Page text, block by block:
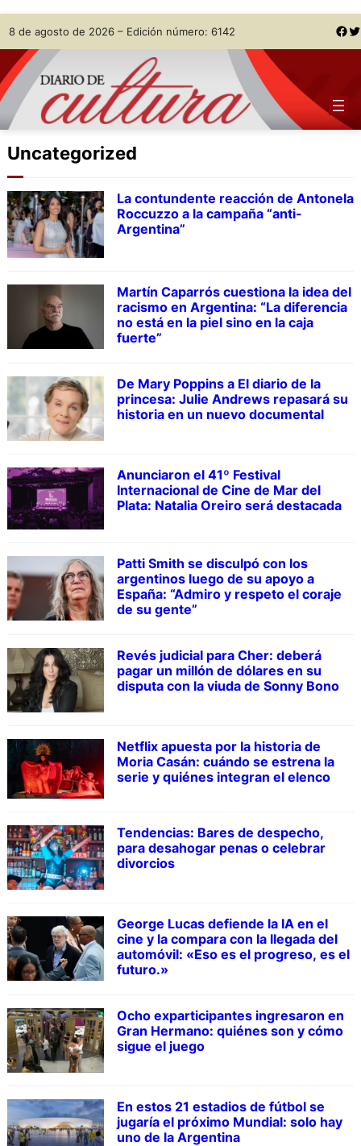
Skip
to
content
8 de agosto de 2026 – Edición número: 6142 Facebook Twitter
Uncategorized
La contundente reacción de Antonela
Roccuzzo a la campaña “anti-
Argentina”
Martín Caparrós cuestiona la idea del
racismo en Argentina: “La diferencia
no está en la piel sino en la caja
fuerte”
De Mary Poppins a El diario de la
princesa: Julie Andrews repasará su
historia en un nuevo documental
Anunciaron el 41º Festival
Internacional de Cine de Mar del
Plata: Natalia Oreiro será destacada
Patti Smith se disculpó con los
argentinos luego de su apoyo a
España: “Admiro y respeto el coraje
de su gente”
Revés judicial para Cher: deberá
pagar un millón de dólares en su
disputa con la viuda de Sonny Bono
Netflix apuesta por la historia de
Moria Casán: cuándo se estrena la
serie y quiénes integran el elenco
Tendencias: Bares de despecho,
para desahogar penas o celebrar
divorcios
George Lucas defiende la IA en el
cine y la compara con la llegada del
automóvil: «Eso es el progreso, es el
futuro.»
Ocho exparticipantes ingresaron en
Gran Hermano: quiénes son y cómo
sigue el juego
En estos 21 estadios de fútbol se
jugaría el próximo Mundial: solo hay
uno de la Argentina